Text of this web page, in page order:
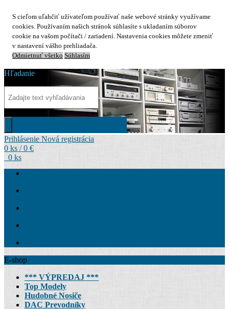
S cieľom uľahčiť užívateľom používať naše webové stránky využívame
cookies. Používaním našich stránok súhlasíte s ukladaním súborov
cookie na vašom počítači / zariadení. Nastavenia cookies môžete zmeniť
v nastavení vášho prehliadača.
Odmietnuť všetko Súhlasím
Hľadanie
Prihlásenie Nová registrácia
0 ks / 0 €
0 ks
E-shop
*** VÝPREDAJ ***
Top Modely
Hudobné Nosiče
DAC Prevodníky